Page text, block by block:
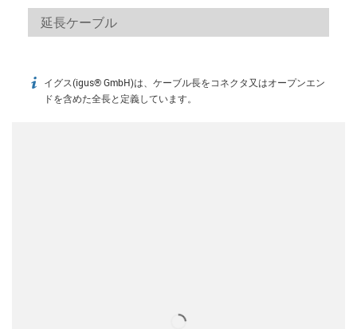
igus-icon-info
イグス(igus® GmbH)は、ケーブル長をコネクタ又はオープンエン
ドを含めた全長と定義しています。